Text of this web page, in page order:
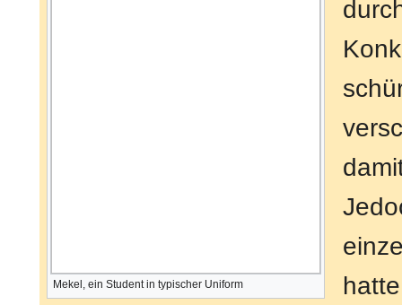
Mekel, ein Student in typischer Uniform